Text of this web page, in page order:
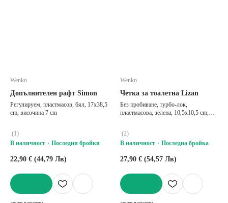
Wenko
Допълнителен рафт Simon
Регулируем, пластмасов, бял, 17x38,5
cm, височина 7 cm
(1)
В наличност
Последни бройки
22,90 € (44,79 Лв)
Wenko
Четка за тоалетна Lizan
Без пробиване, турбо-лок,
пластмасова, зелена, 10,5x10,5 cm,
(2)
В наличност
Последна бройка
27,90 € (54,57 Лв)